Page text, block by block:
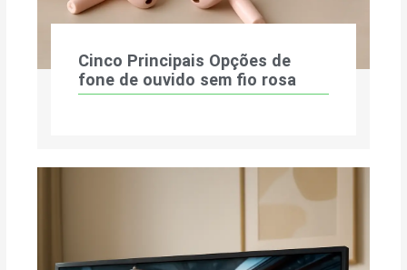
Cinco Principais Opções de
fone de ouvido sem fio rosa